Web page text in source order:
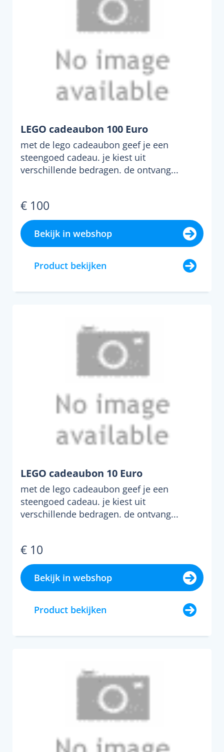
LEGO cadeaubon 100 Euro
met de lego cadeaubon geef je een
steengoed cadeau. je kiest uit
verschillende bedragen. de ontvang...
€ 100
Bekijk in webshop
Product bekijken
LEGO cadeaubon 10 Euro
met de lego cadeaubon geef je een
steengoed cadeau. je kiest uit
verschillende bedragen. de ontvang...
€ 10
Bekijk in webshop
Product bekijken